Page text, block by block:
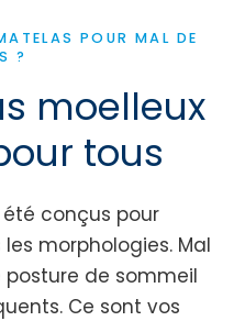
moelleux
tous
POUR MAL DE
?
conçus pour
morphologies. Mal
de sommeil
Ce sont vos